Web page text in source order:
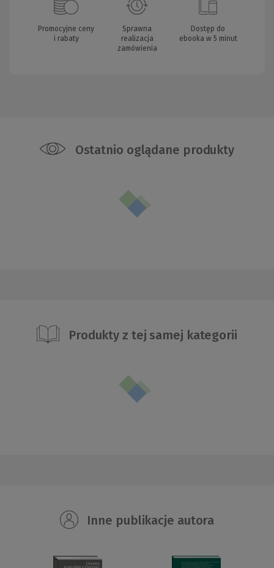
Promocyjne ceny
i rabaty
Sprawna
realizacja
zamówienia
Dostęp do
ebooka w 5 minut
Ostatnio oglądane produkty
Produkty z tej samej kategorii
Inne publikacje autora